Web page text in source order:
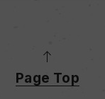
Page Top